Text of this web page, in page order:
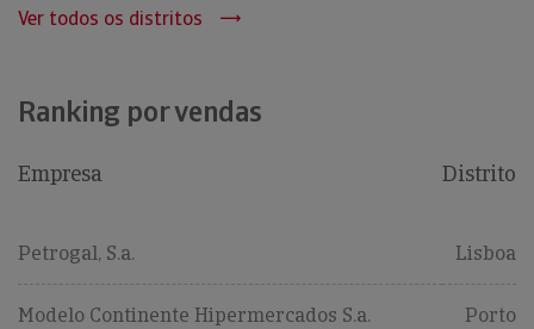
Ver todos os distritos
Ranking por vendas
Empresa Distrito
Petrogal, S.a. Lisboa
Modelo Continente Hipermercados S.a. Porto